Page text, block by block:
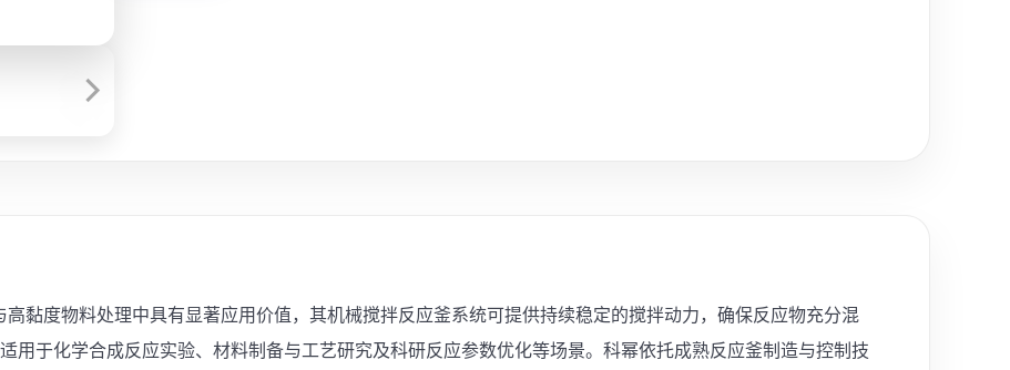
黏度物料处理中具有显著应用价值，其机械搅拌反应釜系统可提供持续稳定的搅拌动力，确保反应物充分混
用于化学合成反应实验、材料制备与工艺研究及科研反应参数优化等场景。科幂依托成熟反应釜制造与控制技